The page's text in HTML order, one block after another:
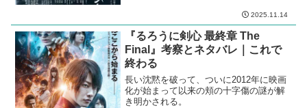
2025.11.14
『るろうに剣心 最終章 The
Final』考察とネタバレ｜これで
終わる
長い沈黙を破って、ついに2012年に映画
化が始まって以来の頬の十字傷の謎が解
き明かされる。